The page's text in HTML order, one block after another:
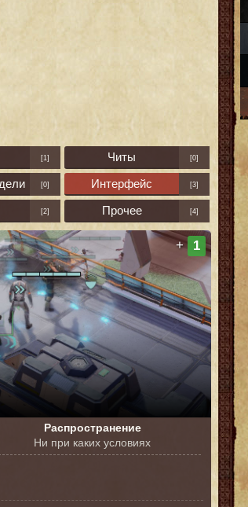
[1] Читы [0]
[0] Интерфейс [3]
[2] Прочее [4]
+ 1
Распространение
Ни при каких условиях